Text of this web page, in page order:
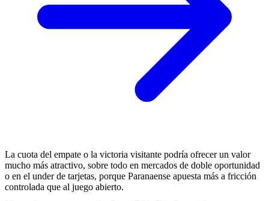
La cuota del empate o la victoria visitante podría ofrecer un valor
mucho más atractivo, sobre todo en mercados de doble oportunidad
o en el under de tarjetas, porque Paranaense apuesta más a fricción
controlada que al juego abierto.